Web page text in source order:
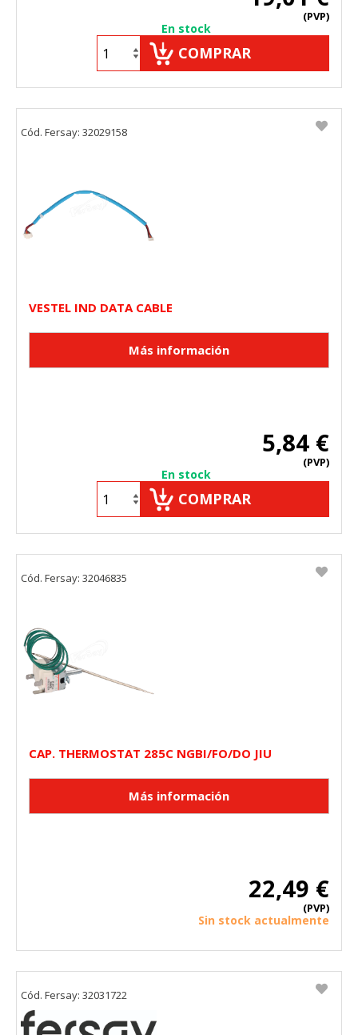
(PVP)
En stock
COMPRAR
VESTEL IND DATA CABLE
5,84 €
(PVP)
En stock
COMPRAR
Cód. Fersay: 32029158
CAP. THERMOSTAT 285C NGBI/FO/DO JIU
22,49 €
(PVP)
Sin stock actualmente
Cód. Fersay: 32046835
Cód. Fersay: 32031722